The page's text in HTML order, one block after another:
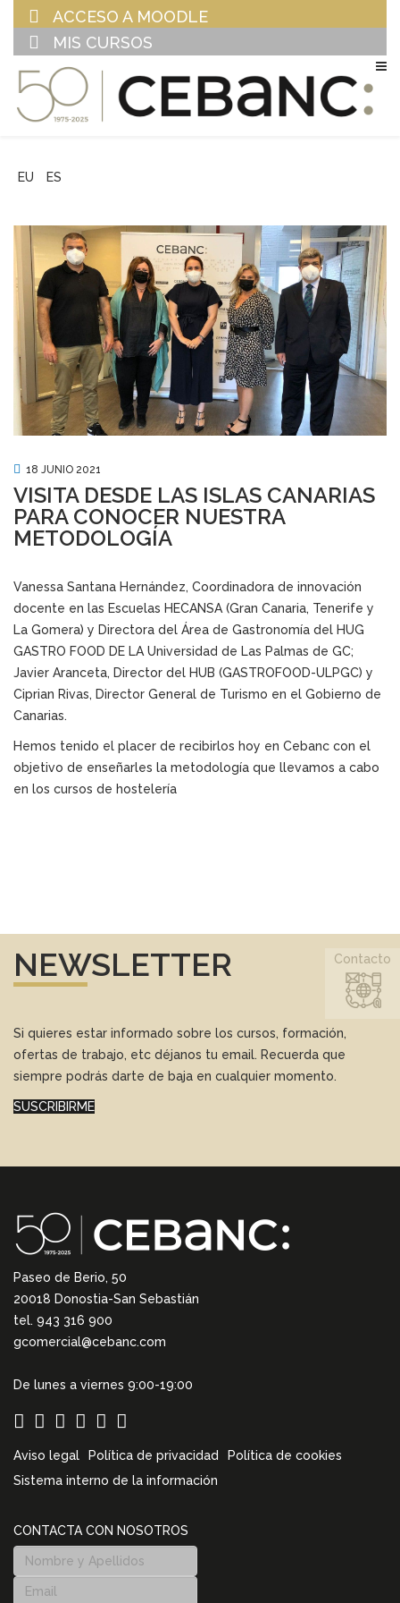
ACCESO A MOODLE
MIS CURSOS
EU ES
18 JUNIO 2021
VISITA DESDE LAS ISLAS CANARIAS
PARA CONOCER NUESTRA
METODOLOGÍA
Vanessa Santana Hernández, Coordinadora de innovación
docente en las Escuelas HECANSA (Gran Canaria, Tenerife y
La Gomera) y Directora del Área de Gastronomía del HUG
GASTRO FOOD DE LA Universidad de Las Palmas de GC;
Javier Aranceta, Director del HUB (GASTROFOOD-ULPGC) y
Ciprian Rivas, Director General de Turismo en el Gobierno de
Canarias.
Hemos tenido el placer de recibirlos hoy en Cebanc con el
objetivo de enseñarles la metodología que llevamos a cabo
en los cursos de hostelería
NEWSLETTER
Si quieres estar informado sobre los cursos, formación,
ofertas de trabajo, etc déjanos tu email. Recuerda que
siempre podrás darte de baja en cualquier momento.
SUSCRIBIRME
Paseo de Berio, 50
20018 Donostia-San Sebastián
tel. 943 316 900
gcomercial@cebanc.com
De lunes a viernes 9:00-19:00
Aviso legal Política de privacidad
Política de cookies
Sistema interno de la información
CONTACTA CON NOSOTROS
Contacto